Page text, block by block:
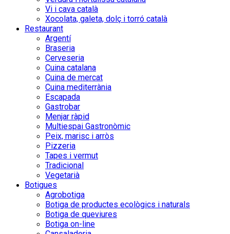
Vi i cava català
Xocolata, galeta, dolç i torró català
Restaurant
Argentí
Braseria
Cerveseria
Cuina catalana
Cuina de mercat
Cuina mediterrània
Escapada
Gastrobar
Menjar ràpid
Multiespai Gastronòmic
Peix, marisc i arròs
Pizzeria
Tapes i vermut
Tradicional
Vegetarià
Botigues
Agrobotiga
Botiga de productes ecològics i naturals
Botiga de queviures
Botiga on-line